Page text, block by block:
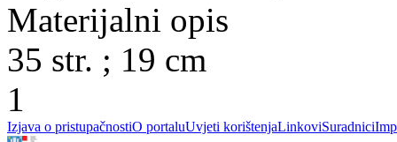
Materijalni opis
35 str. ; 19 cm
1
Izjava o pristupačnostiO portaluUvjeti korištenjaLinkoviSuradnici